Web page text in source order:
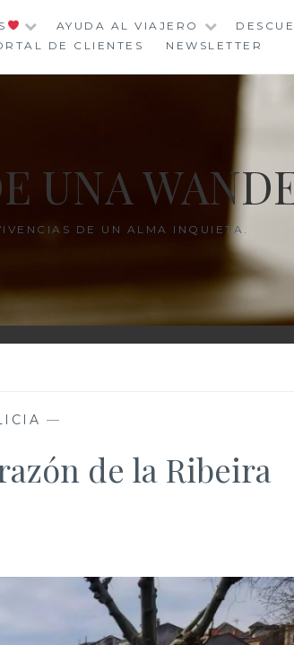
AYUDA AL VIAJERO
DE CLIENTES NEWSLETTER
UNA
DE UN ALMA INQUIETA.
—
de la Ribeira